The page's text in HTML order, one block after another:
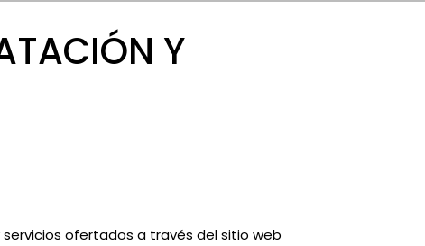
Y
ofertados a través del sitio web